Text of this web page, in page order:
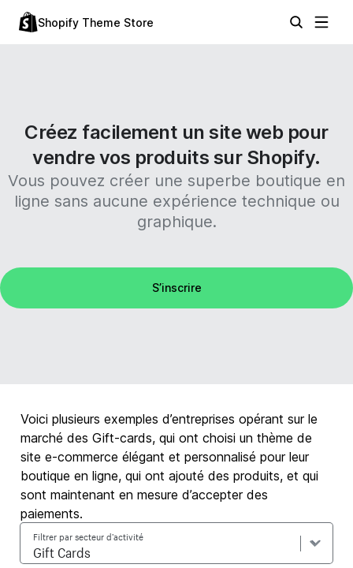
Shopify Theme Store
Créez facilement un site web pour
vendre vos produits sur Shopify.
Vous pouvez créer une superbe boutique en
ligne sans aucune expérience technique ou
graphique.
S’inscrire
Voici plusieurs exemples d’entreprises opérant sur le
marché des Gift-cards, qui ont choisi un thème de
site e-commerce élégant et personnalisé pour leur
boutique en ligne, qui ont ajouté des produits, et qui
sont maintenant en mesure d’accepter des
paiements.
Filtrer par secteur d’activité